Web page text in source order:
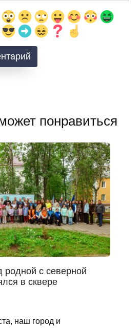
понравиться
родной с северной
в сквере
наш город и